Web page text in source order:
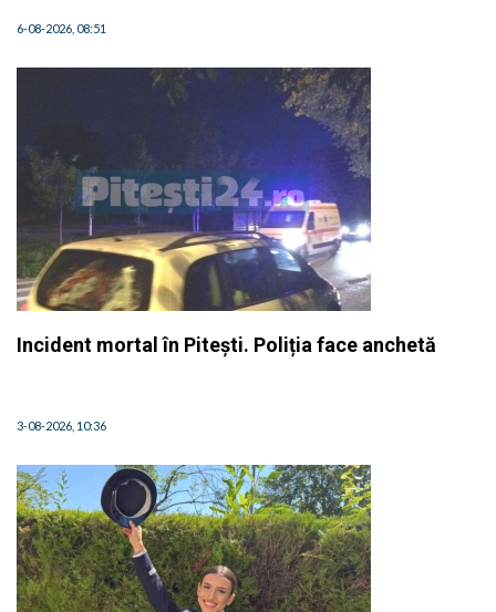
6-08-2026, 08:51
Incident mortal în Pitești. Poliția face anchetă
3-08-2026, 10:36